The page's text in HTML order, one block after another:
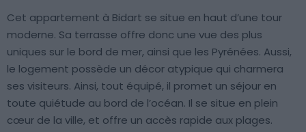
Cet appartement à Bidart se situe en haut d’une tour
moderne. Sa terrasse offre donc une vue des plus
uniques sur le bord de mer, ainsi que les Pyrénées. Aussi,
le logement possède un décor atypique qui charmera
ses visiteurs. Ainsi, tout équipé, il promet un séjour en
toute quiétude au bord de l’océan. Il se situe en plein
cœur de la ville, et offre un accès rapide aux plages.